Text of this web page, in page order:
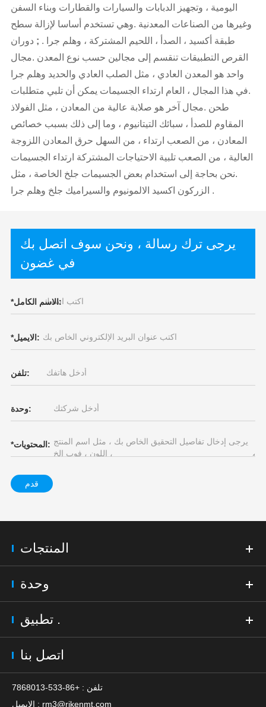
اليومية ، وتجهيز الدبابات والسيارات والقطارات وبناء السفن
وغيرها من الصناعات المعدنية .وهي تستخدم أساسا لإزالة سطح
طبقة أكسيد ، الصدأ ، اللحيم المشتركة ، وهلم جرا . ; دوران
القرص التطبيقات تنقسم إلى مجالين حسب نوع المعدن .مجال
واحد هو المعدن العادي ، مثل الصلب العادي والحديد وهلم جرا
.في هذا المجال ، العام ارتداء الجسيمات يمكن أن تلبي متطلبات
طحن .مجال آخر هو صلابة عالية من المعادن ، مثل الفولاذ
المقاوم للصدأ ، سبائك التيتانيوم ، وما إلى ذلك بسبب خصائص
المعادن ، من الصعب ارتداء ، من السهل حرق المعادن اللزوجة
العالية ، من الصعب تلبية الاحتياجات المشتركة ارتداء الجسيمات
.نحن بحاجة إلى استخدام بعض الجسيمات جلخ الخاصة ، مثل
الزركون اكسيد الالمونيوم والسيراميك جلخ وهلم جرا .
يرجى ترك رسالة ، ونحن سوف اتصل بك
في غضون
* الاسم الكامل:
* الايميل:
تلفن:
وحدة:
* المحتويات:
قدم
المنتجات
وحدة
تطبيق .
اتصل بنا
تلفن : +86-533-7868013
الايميل : rm3@rikenmt.com